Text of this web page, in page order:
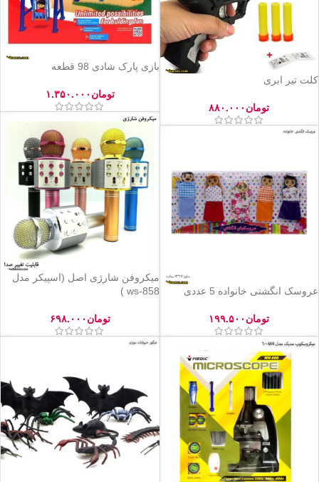
بازی پارک شادی 98 قطعه
تومان ۱.۳۵۰.۰۰۰
کلت تیر ابری
تومان ۸۸۰.۰۰۰
میکروفن شارژی اصل (اسپیکر مدل
ws-858 )
تومان ۶۹۸.۰۰۰
عروسک انگشتی خانواده 5 عددی
تومان ۱۹۹.۵۰۰